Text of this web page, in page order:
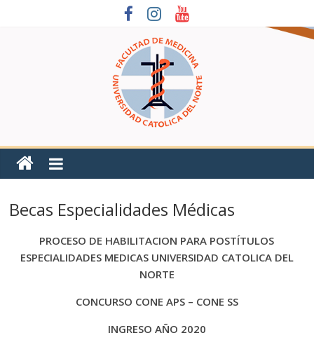
Becas Especialidades Médicas
PROCESO DE HABILITACION PARA POSTÍTULOS
ESPECIALIDADES MEDICAS UNIVERSIDAD CATOLICA DEL
NORTE
CONCURSO CONE APS – CONE SS
INGRESO AÑO 2020